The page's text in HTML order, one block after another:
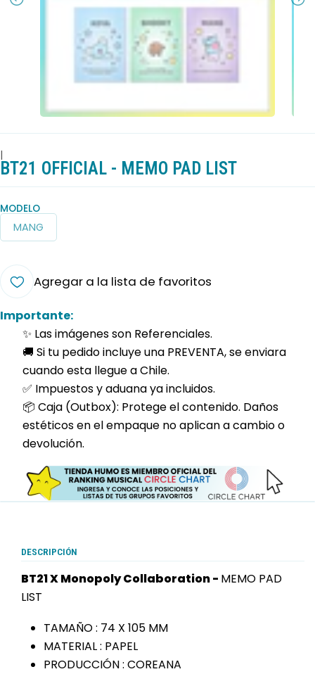
|
BT21 OFFICIAL - MEMO PAD LIST
MODELO
MANG
Agregar a la lista de favoritos
Importante:
✨ Las imágenes son Referenciales.
🚚 Si tu pedido incluye una PREVENTA, se enviara
cuando esta llegue a Chile.
✅ Impuestos y aduana ya incluidos.
📦 Caja (Outbox): Protege el contenido. Daños
estéticos en el empaque no aplican a cambio o
devolución.
DESCRIPCIÓN
BT21 X Monopoly Collaboration - MEMO PAD
LIST
TAMAÑO : 74 X 105 MM
MATERIAL : PAPEL
PRODUCCIÓN : COREANA